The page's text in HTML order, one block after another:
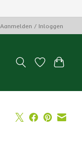
Aanmelden / Inloggen